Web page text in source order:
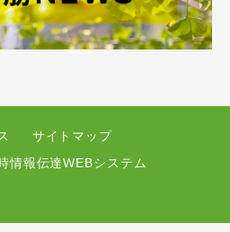
サイトマップ
情報伝達WEBシステム